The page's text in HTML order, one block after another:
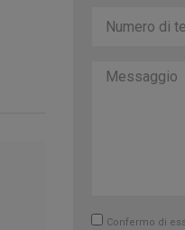
Confermo di